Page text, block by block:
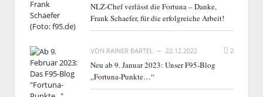
NLZ-Chef verlässt die Fortuna – Danke,
Frank Schaefer, für die erfolgreiche Arbeit!
VON RAINER BARTEL 22.12.2022 2
Neu ab 9. Januar 2023: Unser F95-Blog
„Fortuna-Punkte…“